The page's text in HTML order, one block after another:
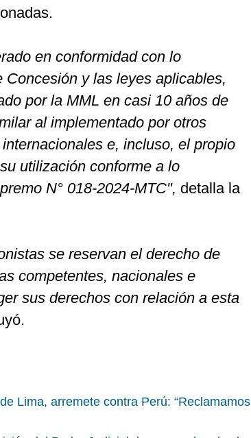
en conformidad con lo
y las leyes aplicables,
por la MML en casi 10 años de
al implementado por otros
e, incluso, el propio
utilización conforme a lo
N° 018-2024-MTC", detalla la
se reservan el derecho de
competentes, nacionales e
sus derechos con relación a esta
Lima, arremete contra Perú: “Reclamamos